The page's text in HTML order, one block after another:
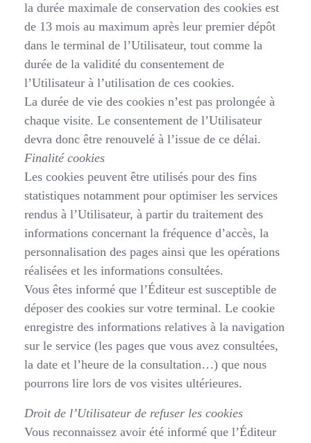
la durée maximale de conservation des cookies est
de 13 mois au maximum après leur premier dépôt
dans le terminal de l’Utilisateur, tout comme la
durée de la validité du consentement de
l’Utilisateur à l’utilisation de ces cookies.
La durée de vie des cookies n’est pas prolongée à
chaque visite. Le consentement de l’Utilisateur
devra donc être renouvelé à l’issue de ce délai.
Finalité cookies
Les cookies peuvent être utilisés pour des fins
statistiques notamment pour optimiser les services
rendus à l’Utilisateur, à partir du traitement des
informations concernant la fréquence d’accès, la
personnalisation des pages ainsi que les opérations
réalisées et les informations consultées.
Vous êtes informé que l’Éditeur est susceptible de
déposer des cookies sur votre terminal. Le cookie
enregistre des informations relatives à la navigation
sur le service (les pages que vous avez consultées,
la date et l’heure de la consultation…) que nous
pourrons lire lors de vos visites ultérieures.
Droit de l’Utilisateur de refuser les cookies
Vous reconnaissez avoir été informé que l’Éditeur